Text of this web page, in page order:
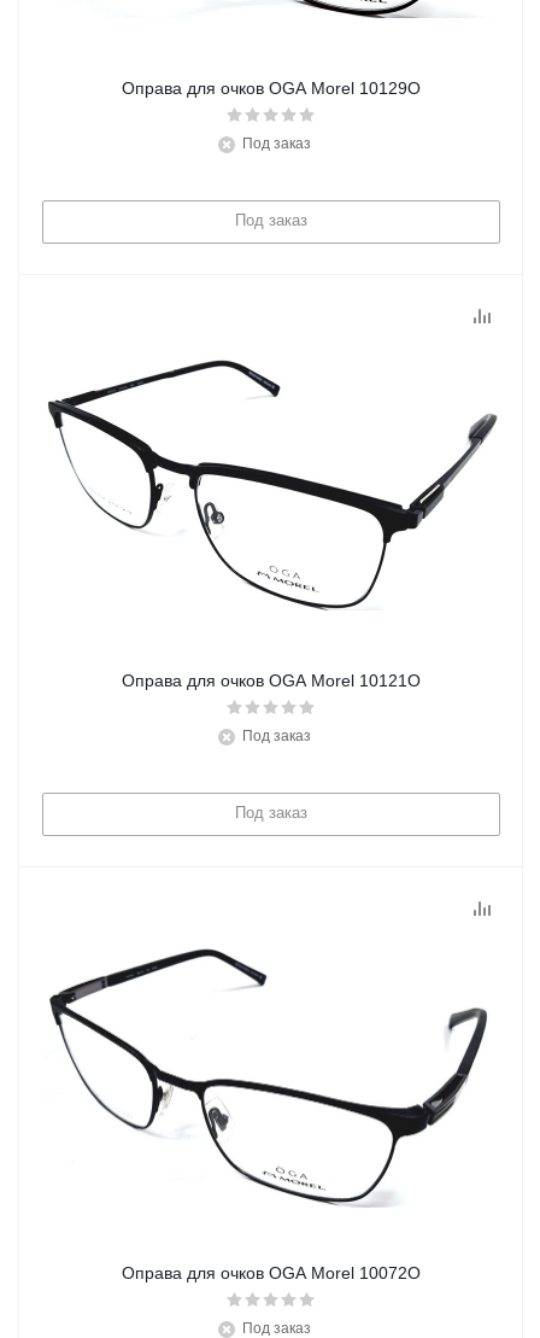
Оправа для очков OGA Morel 10129O
Под заказ
Под заказ
Оправа для очков OGA Morel 10121O
Под заказ
Под заказ
Оправа для очков OGA Morel 10072O
Под заказ